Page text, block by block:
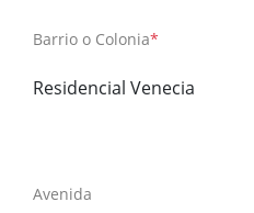
Barrio o Colonia*
Residencial Venecia
Avenida